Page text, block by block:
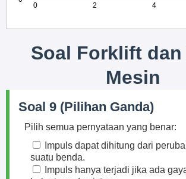
Soal Forklift dan
Mesin
Soal 9 (Pilihan Ganda)
Pilih semua pernyataan yang benar:
Impuls dapat dihitung dari
suatu benda.
Impuls hanya terjadi jika ada